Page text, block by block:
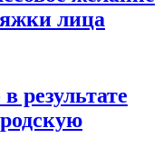
лица
результате